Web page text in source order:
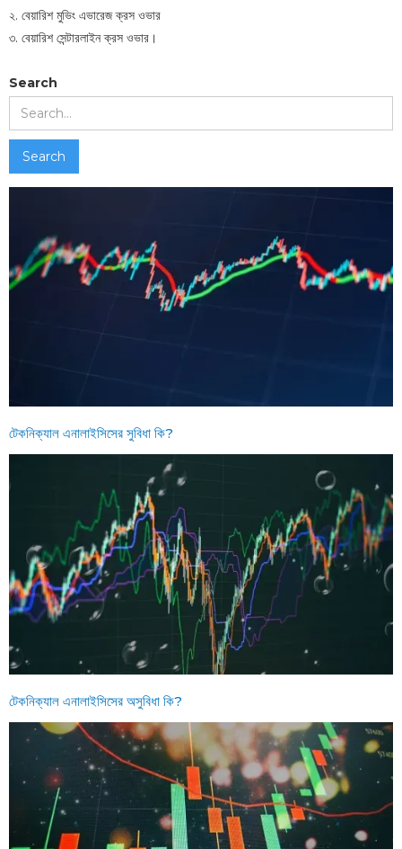
২. বেয়ারিশ মুভিং এভারেজ ক্রস ওভার
৩. বেয়ারিশ সেন্টারলাইন ক্রস ওভার।
Search
টেকনিক্যাল এনালাইসিসের সুবিধা কি?
টেকনিক্যাল এনালাইসিসের অসুবিধা কি?